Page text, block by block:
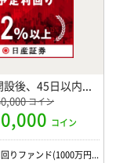
コイン
コイン
日産証券の利回りファンド(1000万円投資完了)